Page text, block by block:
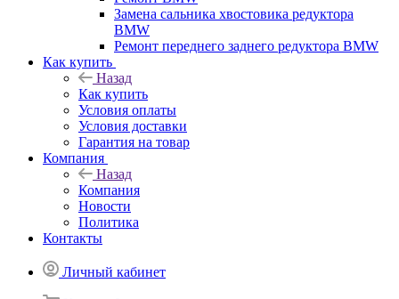
Замена сальника хвостовика редуктора
BMW
Ремонт переднего заднего редуктора BMW
Как купить
Назад
Как купить
Условия оплаты
Условия доставки
Гарантия на товар
Компания
Назад
Компания
Новости
Политика
Контакты
Личный кабинет